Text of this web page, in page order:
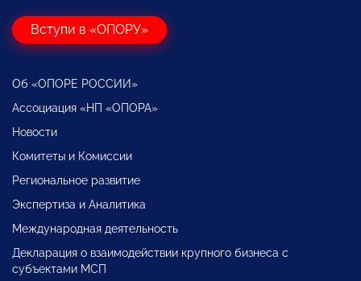
Вступи в «ОПОРУ»
Об «ОПОРЕ РОССИИ»
Ассоциация «НП «ОПОРА»
Новости
Комитеты и Комиссии
Региональное развитие
Экспертиза и Аналитика
Международная деятельность
Декларация о взаимодействии крупного бизнеса с
субъектами МСП